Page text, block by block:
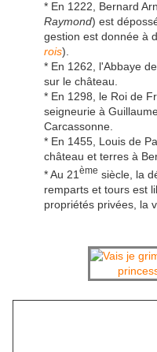
* En 1222, Bernard
Raymond) est
gestion est donnée à
rois).
* En 1262, l'Abbaye
sur le château.
* En 1298, le Roi de
seigneurie à
Carcassonne.
* En 1455, Louis de
château et terres à
* Au 21 ème siècle, la
remparts et tours est
propriétés privées, la